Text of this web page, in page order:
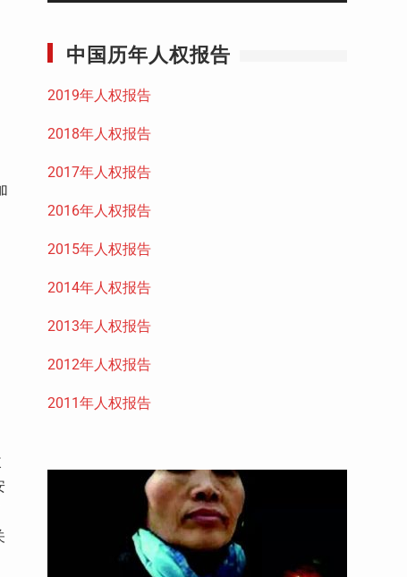
中国历年人权报告
2019年人权报告
2018年人权报告
2017年人权报告
2016年人权报告
2015年人权报告
2014年人权报告
2013年人权报告
2012年人权报告
2011年人权报告